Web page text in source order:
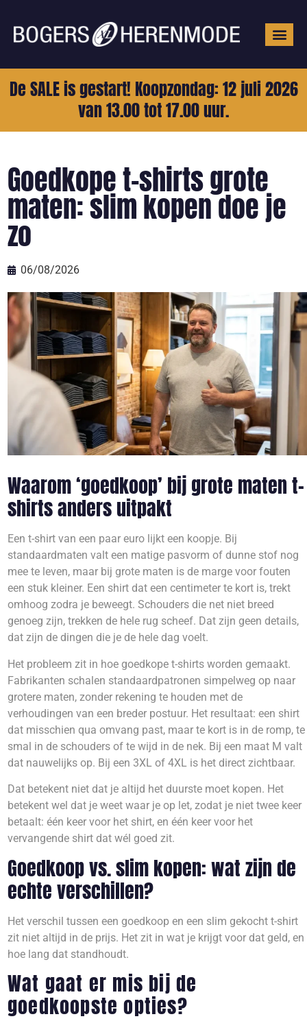
De SALE is gestart! Koopzondag: 12 juli 2026
van 13.00 tot 17.00 uur.
Goedkope t-shirts grote
maten: slim kopen doe je
zo
06/08/2026
Waarom ‘goedkoop’ bij grote maten t-
shirts anders uitpakt
Een t-shirt van een paar euro lijkt een koopje. Bij
standaardmaten valt een matige pasvorm of dunne stof nog
mee te leven, maar bij grote maten is de marge voor fouten
een stuk kleiner. Een shirt dat een centimeter te kort is, trekt
omhoog zodra je beweegt. Schouders die net niet breed
genoeg zijn, trekken de hele rug scheef. Dat zijn geen details,
dat zijn de dingen die je de hele dag voelt.
Het probleem zit in hoe goedkope t-shirts worden gemaakt.
Fabrikanten schalen standaardpatronen simpelweg op naar
grotere maten, zonder rekening te houden met de
verhoudingen van een breder postuur. Het resultaat: een shirt
dat misschien qua omvang past, maar te kort is in de romp, te
smal in de schouders of te wijd in de nek. Bij een maat M valt
dat nauwelijks op. Bij een 3XL of 4XL is het direct zichtbaar.
Dat betekent niet dat je altijd het duurste moet kopen. Het
betekent wel dat je weet waar je op let, zodat je niet twee keer
betaalt: één keer voor het shirt, en één keer voor het
vervangende shirt dat wél goed zit.
Goedkoop vs. slim kopen: wat zijn de
echte verschillen?
Het verschil tussen een goedkoop en een slim gekocht t-shirt
zit niet altijd in de prijs. Het zit in wat je krijgt voor dat geld, en
hoe lang dat standhoudt.
Wat gaat er mis bij de
goedkoopste opties?